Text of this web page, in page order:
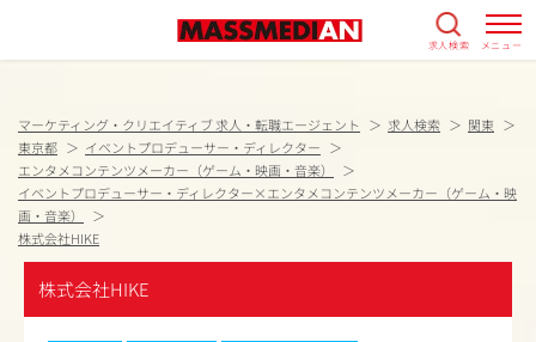
求人検索 メニュー
マーケティング・クリエイティブ 求人・転職エージェント 求人検索
関東
東京都
イベントプロデューサー・ディレクター
エンタメコンテンツメーカー（ゲーム・映画・音楽）
イベントプロデューサー・ディレクター×エンタメコンテンツメーカー（ゲーム・映
画・音楽）
株式会社HIKE
株式会社HIKE